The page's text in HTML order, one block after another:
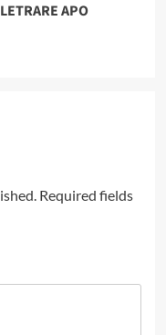
APO
Required fields